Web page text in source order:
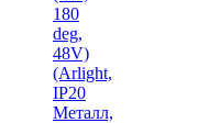
180
deg,
48V)
(Arlight,
IP20
Металл,